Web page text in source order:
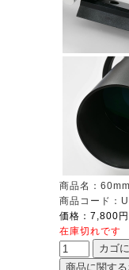
商品名：
商品コード：
価格：7,800円
在庫切れです